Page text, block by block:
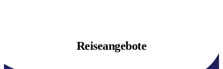
Reiseangebote